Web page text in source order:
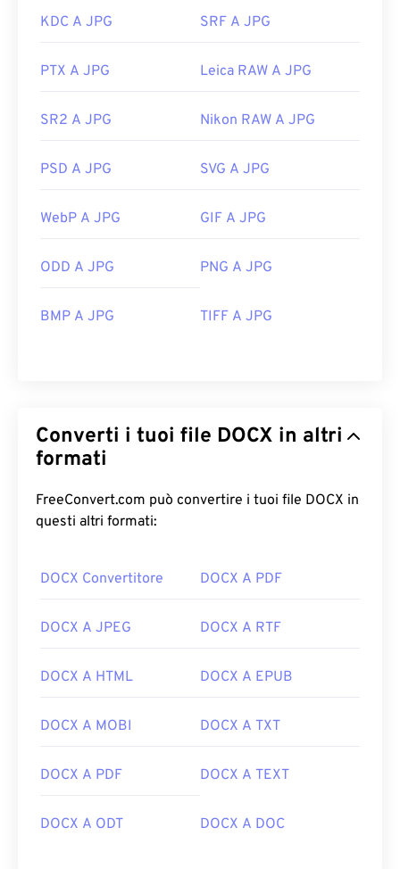
KDC A JPG SRF A JPG
PTX A JPG Leica RAW A JPG
SR2 A JPG Nikon RAW A JPG
PSD A JPG SVG A JPG
WebP A JPG GIF A JPG
ODD A JPG PNG A JPG
BMP A JPG TIFF A JPG
Converti i tuoi file DOCX in altri
formati
FreeConvert.com può convertire i tuoi file DOCX in
questi altri formati:
DOCX Convertitore DOCX A PDF
DOCX A JPEG DOCX A RTF
DOCX A HTML DOCX A EPUB
DOCX A MOBI DOCX A TXT
DOCX A PDF DOCX A TEXT
DOCX A ODT DOCX A DOC